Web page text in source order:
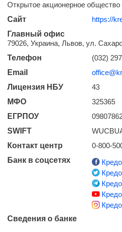
Открытое акционерное общество
Сайт
https://
Главный офис
79026, Украина, Львов, ул.
Телефон
(032)
Email
Лицензия НБУ
43
МФО
325365
ЕГРПОУ
SWIFT
Контакт центр
0-800-
Банк в соцсетях
Сведения о банке